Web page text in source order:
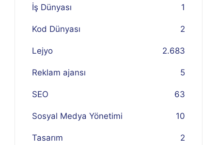
İş Dünyası 1
Kod Dünyası 2
Lejyo 2.683
Reklam ajansı 5
SEO 63
Sosyal Medya Yönetimi 10
Tasarım 2